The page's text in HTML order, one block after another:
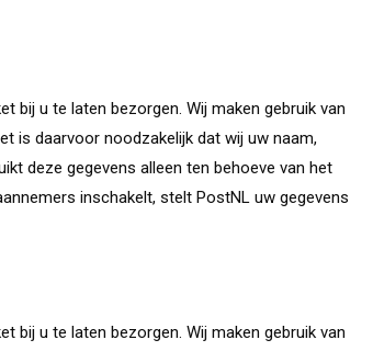
bij u te laten bezorgen. Wij maken gebruik van
is daarvoor noodzakelijk dat wij uw naam,
deze gegevens alleen ten behoeve van het
inschakelt, stelt PostNL uw gegevens
bij u te laten bezorgen. Wij maken gebruik van